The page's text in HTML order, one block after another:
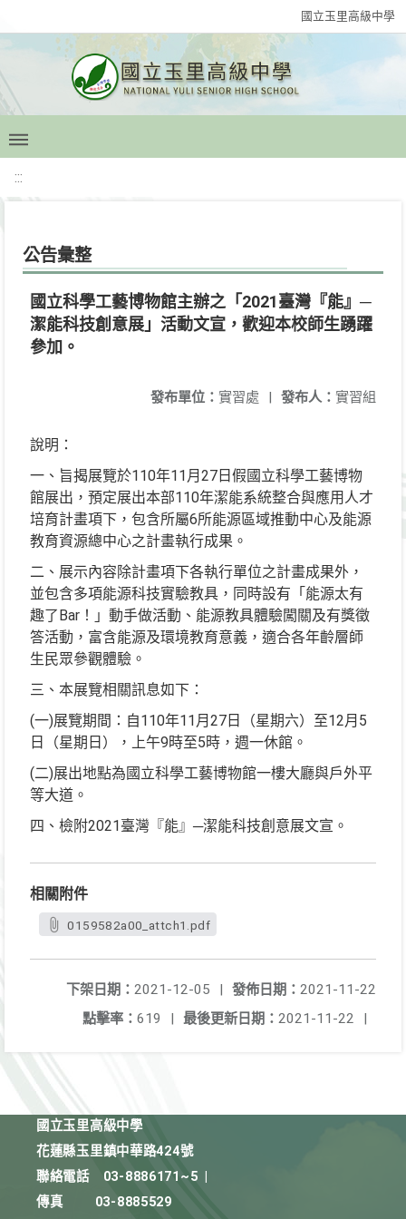
國立玉里高級中學
:::
公告彙整
國立科學工藝博物館主辦之「2021臺灣『能』─
潔能科技創意展」活動文宣，歡迎本校師生踴躍
參加。
發布人： 實習組
發布單位： 實習處 |
說明：
一、旨揭展覽於110年11月27日假國立科學工藝博物
館展出，預定展出本部110年潔能系統整合與應用人才
培育計畫項下，包含所屬6所能源區域推動中心及能源
教育資源總中心之計畫執行成果。
二、展示內容除計畫項下各執行單位之計畫成果外，
並包含多項能源科技實驗教具，同時設有「能源太有
趣了Bar！」動手做活動、能源教具體驗闖關及有獎徵
答活動，富含能源及環境教育意義，適合各年齡層師
生民眾參觀體驗。
三、本展覽相關訊息如下：
(一)展覽期間：自110年11月27日（星期六）至12月5
日（星期日），上午9時至5時，週一休館。
(二)展出地點為國立科學工藝博物館一樓大廳與戶外平
等大道。
四、檢附2021臺灣『能』─潔能科技創意展文宣。
相關附件
0159582a00_attch1.pdf
發佈日期： 2021-11-22
下架日期： 2021-12-05
|
最後更新日期： 2021-11-22 |
點擊率： 619 |
國立玉里高級中學
花蓮縣玉里鎮中華路424號
聯絡電話
03-8886171~5
傳真
03-8885529